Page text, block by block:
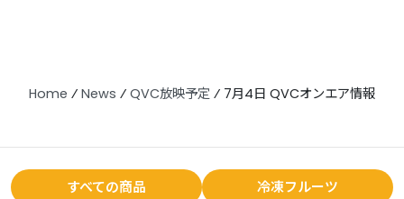
Home ⁄ News ⁄ QVC放映予定 ⁄ 7月4日 QVCオンエア情報
すべての商品 冷凍フルーツ